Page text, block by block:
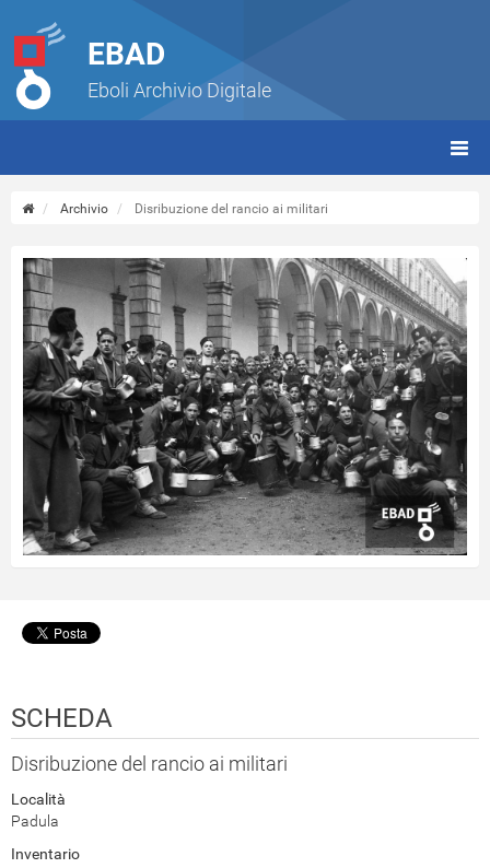
EBAD
Eboli Archivio Digitale
Archivio Disribuzione del rancio ai militari
SCHEDA
Disribuzione del rancio ai militari
Località
Padula
Inventario